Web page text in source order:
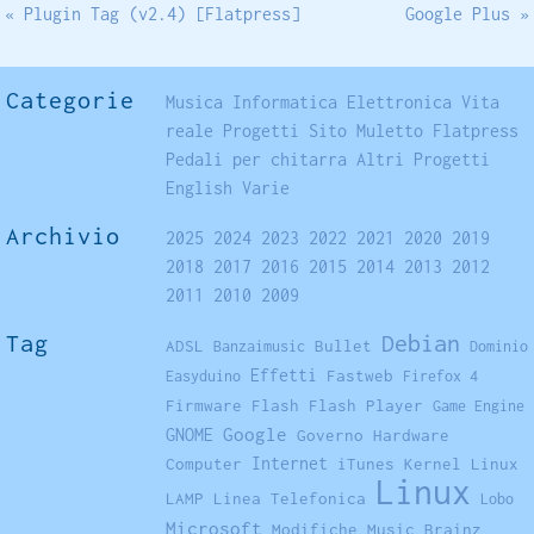
« Plugin Tag (v2.4) [Flatpress] Google Plus »
Categorie Musica Informatica Elettronica Vita
reale Progetti Sito Muletto Flatpress
Pedali per chitarra Altri Progetti
English Varie
Archivio 2025 2024 2023 2022 2021 2020 2019
2018 2017 2016 2015 2014 2013 2012
2011
2010 2009
Tag ADSL Banzaimusic Bullet Debian
Dominio
Easyduino
Effetti Fastweb Firefox 4
Firmware Flash Flash Player Game Engine
GNOME Google Governo
Hardware
Computer
Internet iTunes Kernel Linux
LAMP
Linea Telefonica Linux Lobo
Microsoft Modifiche Music Brainz